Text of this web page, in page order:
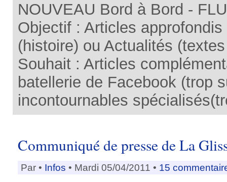
NOUVEAU Bord à Bord -
Objectif : Articles
(histoire) ou Actualités
Souhait : Articles
batellerie de Facebook (trop
incontournables
Communiqué de presse de La
Par • Infos • Mardi 05/04/2011 • 15